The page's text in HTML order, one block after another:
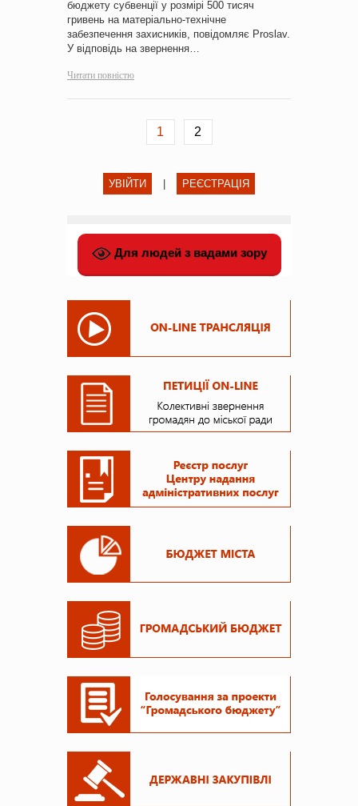
бюджету субвенції у розмірі 500 тисяч
гривень на матеріально-технічне
забезпечення захисників, повідомляє Proslav.
У відповідь на звернення…
Читати повністю
1 2
УВІЙТИ РЕЄСТРАЦІЯ
Для людей з вадами зору